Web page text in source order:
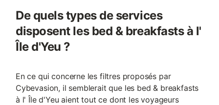
De quels types de services
disposent les bed & breakfasts à l'
Île d'Yeu ?
En ce qui concerne les filtres proposés par
Cybevasion, il semblerait que les bed & breakfasts
à l' Île d'Yeu aient tout ce dont les voyageurs